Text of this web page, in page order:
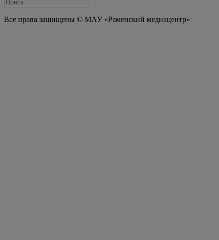
Все права защищены © МАУ «Раменский медиацентр»